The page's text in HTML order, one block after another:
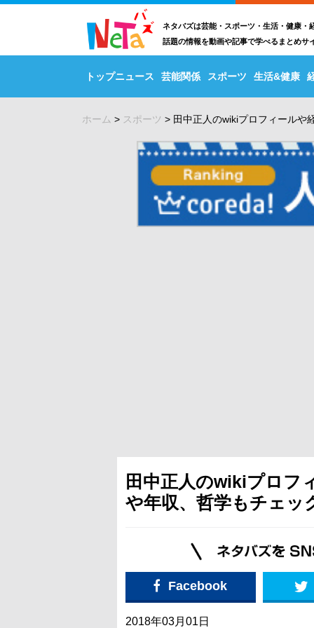
ネタバズは芸能・スポーツ・生活・健康・
話題の情報を動画や記事で学べるまとめサ
トップニュース 芸能関係 スポーツ 生活&健康
ホーム > スポーツ > 田中正人のwikiプロフィール
田中正人のwikiプロフ
や年収、哲学もチェッ
Facebook
2018年03月01日